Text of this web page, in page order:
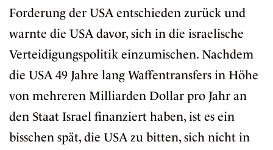
Forderung der USA entschieden zurück und
warnte die USA davor, sich in die israelische
Verteidigungspolitik einzumischen. Nachdem
die USA 49 Jahre lang Waffentransfers in Höhe
von mehreren Milliarden Dollar pro Jahr an
den Staat Israel finanziert haben, ist es ein
bisschen spät, die USA zu bitten, sich nicht in